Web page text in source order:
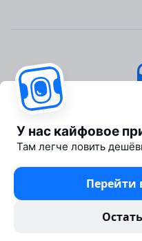
Об
У нас кайфовое
Там легче ловить
Перейти